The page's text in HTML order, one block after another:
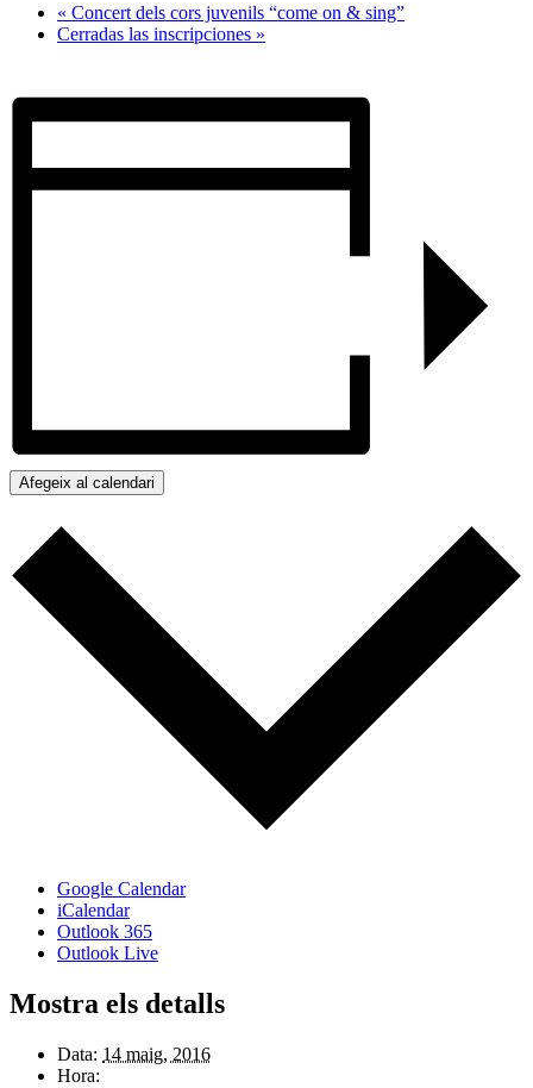
« Concert dels cors juvenils “come on & sing”
Cerradas las inscripciones »
Afegeix al calendari
Google Calendar
iCalendar
Outlook 365
Outlook Live
Mostra els detalls
Data: 14 maig, 2016
Hora: